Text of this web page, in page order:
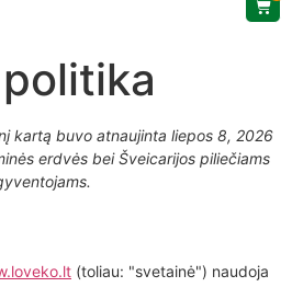
kartą buvo atnaujinta liepos 8, 2026
erdvės bei Šveicarijos piliečiams
(toliau: "svetainė") naudoja